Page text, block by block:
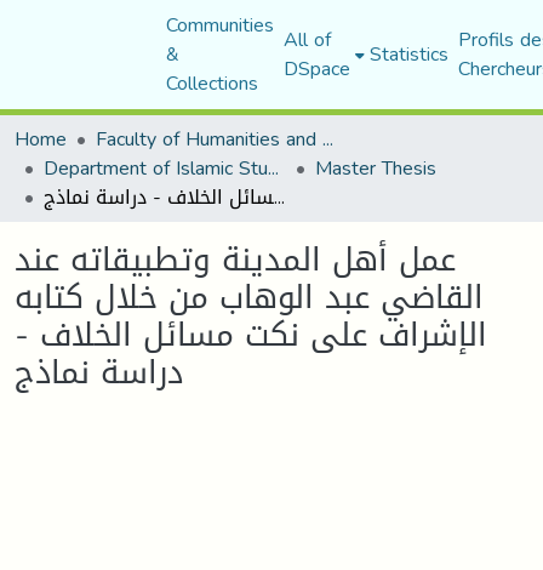
Communities
&
Collections
All of
DSpace Statistics Profils
Home
Faculty of Humanities and Social Sciences
Department of Islamic Studies Master Thesis
عمل أهل المدينة وتطبيقاته عند القاضي عبد الوهاب من خلال كتابه الإشراف على نكت مسائل الخلاف - دراسة نماذج
عمل أهل المدينة وتطبيقاته عند
القاضي عبد الوهاب من خلال كتابه
الإشراف على نكت مسائل الخلاف -
دراسة نماذج